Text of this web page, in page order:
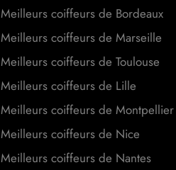
Meilleurs coiffeurs de Bordeaux
Meilleurs coiffeurs de Marseille
Meilleurs coiffeurs de Toulouse
Meilleurs coiffeurs de Lille
Meilleurs coiffeurs de Montpellier
Meilleurs coiffeurs de Nice
Meilleurs coiffeurs de Nantes